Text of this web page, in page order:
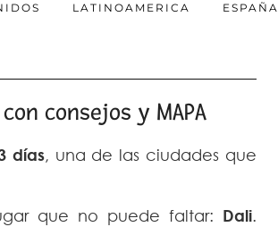
LATINOAMERICA ESPAÑA
consejos y MAPA
días, una de las ciudades que
que no puede faltar: Dali.